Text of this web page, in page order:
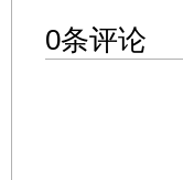
0条评论